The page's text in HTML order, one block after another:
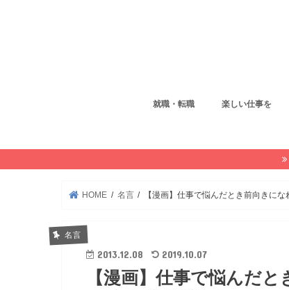
就職・転職 楽しい仕事を
HOME 名言 【漫画】仕事で悩んだとき前向きに
名言
2013.12.08 2019.10.07
【漫画】仕事で悩んだ